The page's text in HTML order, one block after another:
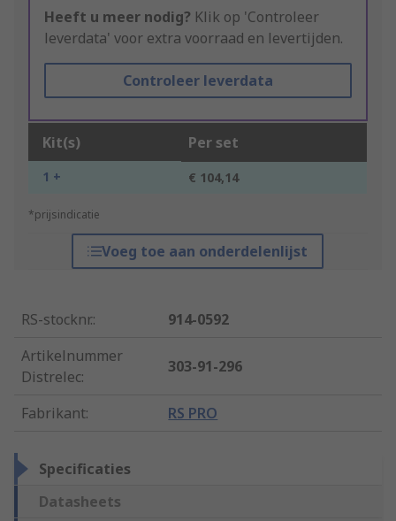
Heeft u meer nodig? Klik op 'Controleer
leverdata' voor extra voorraad en levertijden.
Controleer leverdata
Kit(s) Per set
1 + € 104,14
*prijsindicatie
Voeg toe aan onderdelenlijst
RS-stocknr.:
914-0592
Artikelnummer
Distrelec:
303-91-296
Fabrikant: RS PRO
Specificaties
Datasheets